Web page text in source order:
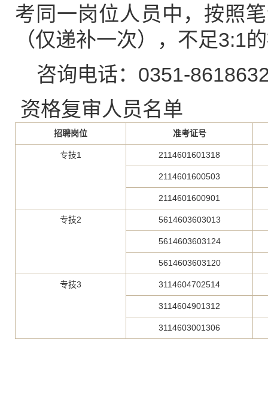
考同一岗位人员中，按照
（仅递补一次），不足3:1
咨询电话：0351-
资格复审人员名单
招聘岗位 准考证号
专技1 2114601601318
2114601600503
2114601600901
专技2 5614603603013
5614603603124
5614603603120
专技3 3114604702514
3114604901312
3114603001306